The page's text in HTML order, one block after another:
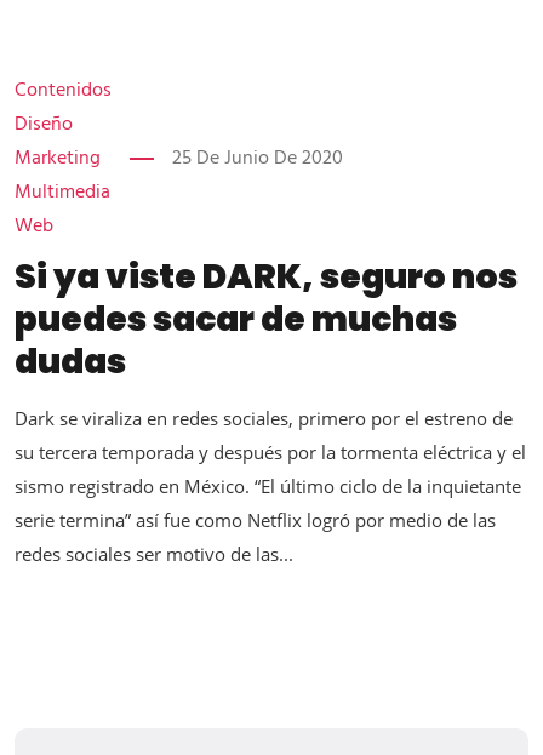
Contenidos
Diseño
Marketing
Multimedia
Web
25 De Junio De 2020
Si ya viste DARK, seguro nos
puedes sacar de muchas
dudas
Dark se viraliza en redes sociales, primero por el estreno de
su tercera temporada y después por la tormenta eléctrica y el
sismo registrado en México. “El último ciclo de la inquietante
serie termina” así fue como Netflix logró por medio de las
redes sociales ser motivo de las...